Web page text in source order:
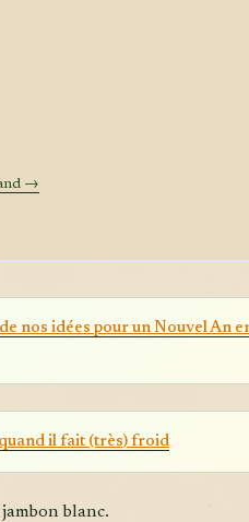
→
nos idées pour un Nouvel An
il fait (très) froid
blanc.